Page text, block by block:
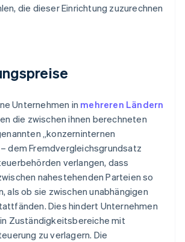
die dieser Einrichtung zuzurechnen
Unternehmen in mehreren Ländern
die zwischen ihnen berechneten
„konzerninternen
dem Fremdvergleichsgrundsatz
verlangen, dass
nahestehenden Parteien so
als ob sie zwischen unabhängigen
Dies hindert Unternehmen
Zuständigkeitsbereiche mit
zu verlagern. Die